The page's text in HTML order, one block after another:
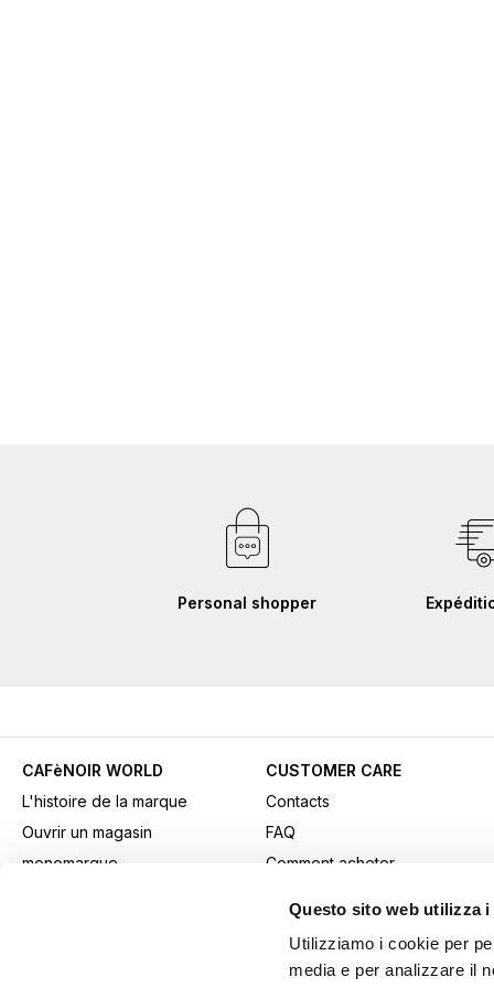
Questo sito web utilizza i
Utilizziamo i cookie per
media e per analizzare il
Personal shopper
CAFèNOIR WORLD
L'histoire de la marque
Ouvrir un magasin
monomarque
CUSTOMER CARE
Contacts
FAQ
Comment acheter
Expédition
Retours et retraits